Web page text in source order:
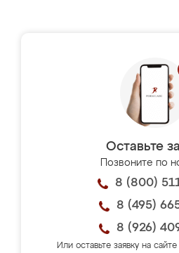
Оставьте
Позвоните по
8 (800)
8 (495)
8 (926)
Или оставьте заявку на